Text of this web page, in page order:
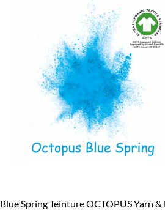
Blue Spring Teinture OCTOPUS Yarn &